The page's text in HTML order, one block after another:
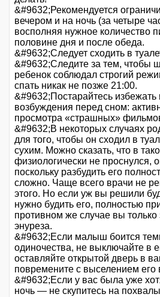
&#9632;Рекомендуется
вечером и на ночь (за четыре
восполняя нужное количество
половине дня и после обеда.
&#9632;Следует сходить в
&#9632;Следите за тем, чтобы
ребенок соблюдал строгий
спать никак не позже 21:00.
&#9632;Постарайтесь избежать
возбуждения перед сном:
просмотра «страшных»
&#9632;В некоторых случаях
для того, чтобы он сходил в
сухим. Можно сказать, что в
физиологически не проснулся,
поскольку разбудить его
сложно. Чаще всего врачи не
этого. Но если уж вы решили
нужно будить его, полностью
противном же случае вы только
энуреза.
&#9632;Если малыш боится
одиночества, не выключайте в
оставляйте открытой дверь в
повремените с выселением его
&#9632;Если у вас была уже
ночь — не скупитесь на